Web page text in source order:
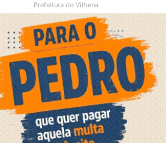
Prefeitura de Vilhena